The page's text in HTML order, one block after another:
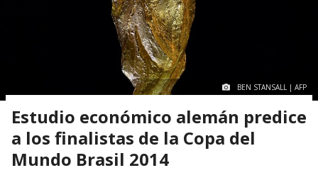
BEN STANSALL | AFP
Estudio económico alemán predice
a los finalistas de la Copa del
Mundo Brasil 2014